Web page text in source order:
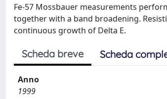
Fe-57 Mossbauer measurements
together with a band broadening.
continuous growth of Delta E.
Scheda breve Scheda
Anno
1999